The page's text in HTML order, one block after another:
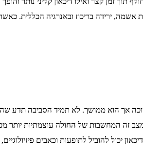
אשמה, ירידה בריכוז ובאנרגיה הכללית.
אך הוא ממושך. לא תמיד הסביבה תדע
זה המחשבות של החולה עוצמתיות יותר
יכול להוביל לתופעות וכאבים